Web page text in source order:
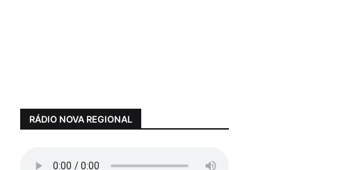
RÁDIO NOVA REGIONAL